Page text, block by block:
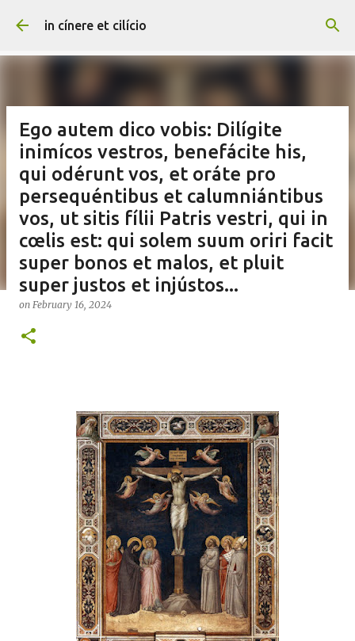
Skip to main content
in cínere et cilício
Ego autem dico vobis: Dilígite
inimícos vestros, benefácite his,
qui odérunt vos, et oráte pro
persequéntibus et calumniántibus
vos, ut sitis fílii Patris vestri, qui in
cœlis est: qui solem suum oriri facit
super bonos et malos, et pluit
super justos et injústos...
on February 16, 2024